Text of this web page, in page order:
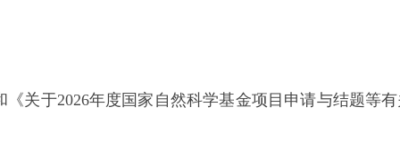
关于2026年度国家自然科学基金项目申请与结题等